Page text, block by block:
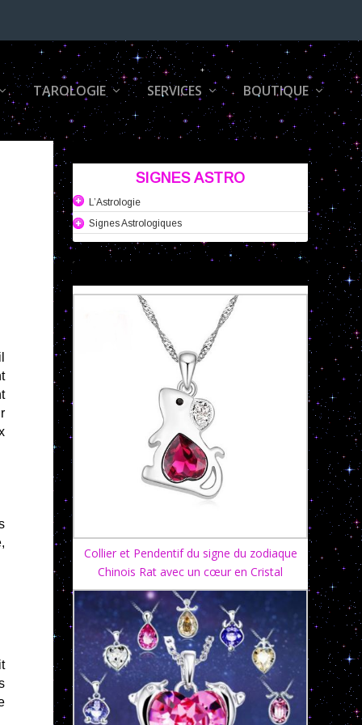
TAROLOGIE SERVICES BOUTIQUE
SIGNES ASTRO
L’Astrologie
Signes Astrologiques
Collier et Pendentif du signe du zodiaque
Chinois Rat avec un cœur en Cristal